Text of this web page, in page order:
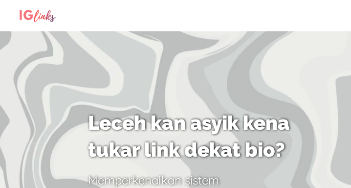
Leceh kan asyik kena
tukar link dekat bio?
Memperkenalkan sistem